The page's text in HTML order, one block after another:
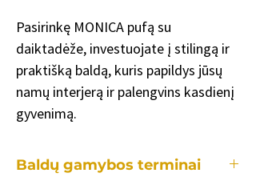
Pasirinkę MONICA pufą su
daiktadėže, investuojate į stilingą ir
praktišką baldą, kuris papildys jūsų
namų interjerą ir palengvins kasdienį
gyvenimą.
Baldų gamybos terminai